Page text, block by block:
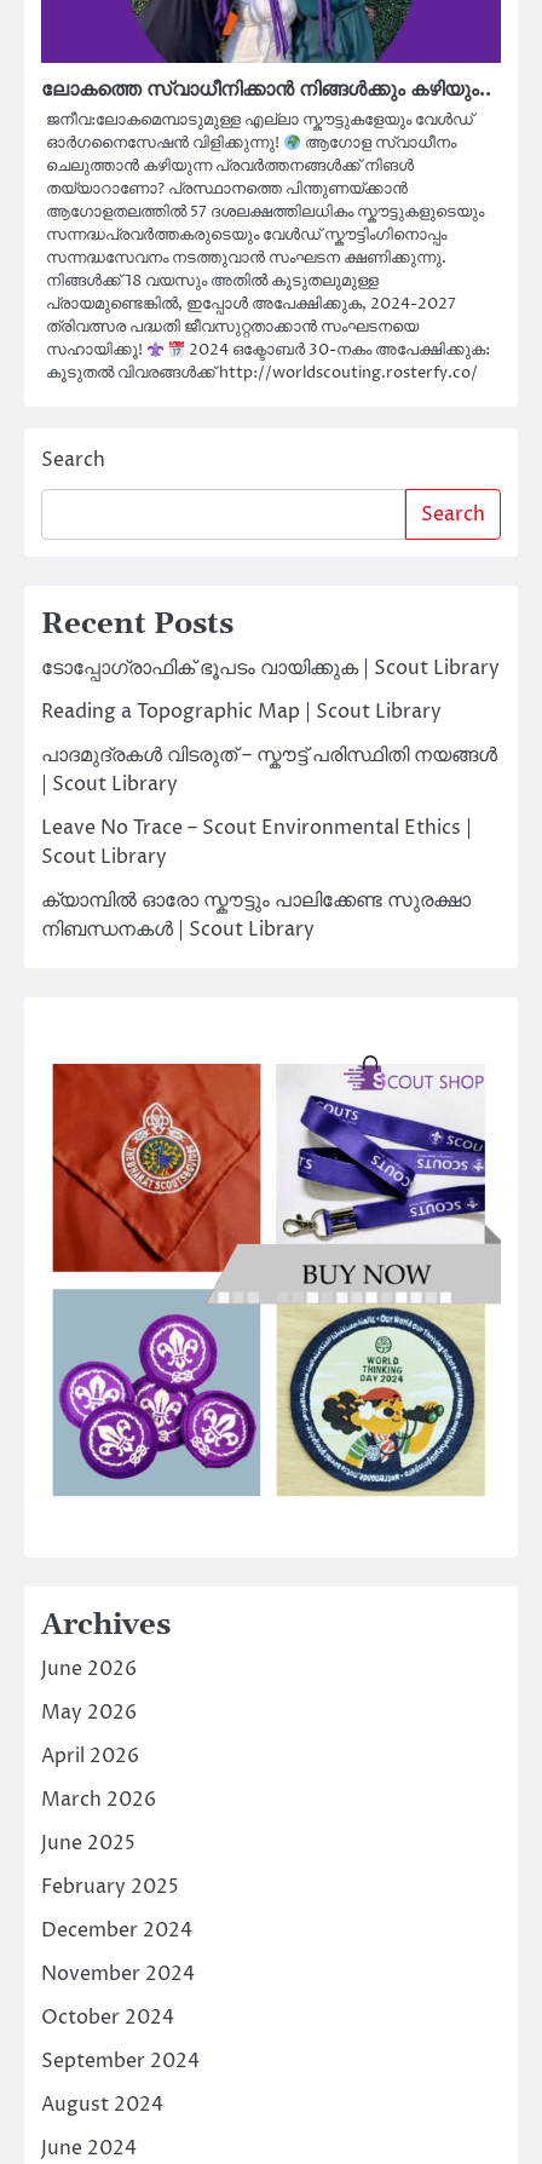
ലോകത്തെ സ്വാധീനിക്കാൻ നിങ്ങൾക്കും കഴിയും..
ജനീവ:ലോകമെമ്പാടുമുള്ള എല്ലാ സ്കൗട്ടുകളേയും വേൾഡ്
ഓർഗനൈസേഷൻ വിളിക്കുന്നു!
ആഗോള സ്വാധീനം
ചെലുത്താൻ കഴിയുന്ന പ്രവർത്തനങ്ങൾക്ക് നിങൾ
തയ്യാറാണോ? പ്രസ്ഥാനത്തെ പിന്തുണയ്ക്കാൻ
ആഗോളതലത്തിൽ 57 ദശലക്ഷത്തിലധികം സ്കൗട്ടുകളുടെയും
സന്നദ്ധപ്രവർത്തകരുടെയും വേൾഡ് സ്കൗട്ടിംഗിനൊപ്പം
സന്നദ്ധസേവനം നടത്തുവാൻ സംഘടന ക്ഷണിക്കുന്നു.
നിങ്ങൾക്ക് 18 വയസും അതിൽ കൂടുതലുമുള്ള
പ്രായമുണ്ടെങ്കിൽ, ഇപ്പോൾ അപേക്ഷിക്കുക, 2024-2027
ത്രിവത്സര പദ്ധതി ജീവസുറ്റതാക്കാൻ സംഘടനയെ
സഹായിക്കൂ!
2024 ഒക്ടോബർ 30-നകം അപേക്ഷിക്കുക:
കൂടുതൽ വിവരങ്ങൾക്ക് http://worldscouting.rosterfy.co/
Search
Search
Recent Posts
ടോപ്പോഗ്രാഫിക് ഭൂപടം വായിക്കുക | Scout Library
Reading a Topographic Map | Scout Library
പാദമുദ്രകൾ വിടരുത് – സ്കൗട്ട് പരിസ്ഥിതി നയങ്ങൾ
| Scout Library
Leave No Trace – Scout Environmental Ethics |
Scout Library
ക്യാമ്പിൽ ഓരോ സ്കൗട്ടും പാലിക്കേണ്ട സുരക്ഷാ
നിബന്ധനകൾ | Scout Library
Archives
June 2026
May 2026
April 2026
March 2026
June 2025
February 2025
December 2024
November 2024
October 2024
September 2024
August 2024
June 2024